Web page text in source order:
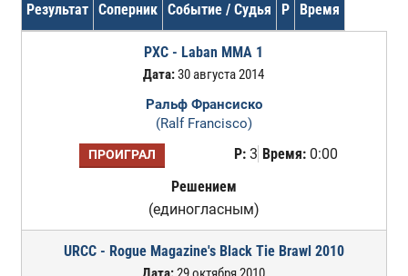
Результат Соперник Событие / Судья Р Время
PXC - Laban MMA 1
Дата:30 августа 2014
Ральф Франсиско
(Ralf Francisco)
ПРОИГРАЛ Р:3 Время:0:00
Решением
(единогласным)
URCC - Rogue Magazine's Black Tie Brawl 2010